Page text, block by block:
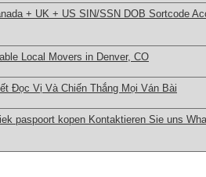
+ UK + US SIN/SSN DOB Sortcode
Local Movers in Denver, CO
Đọc Vị Và Chiến Thắng Mọi Ván Bài
paspoort kopen Kontaktieren Sie uns